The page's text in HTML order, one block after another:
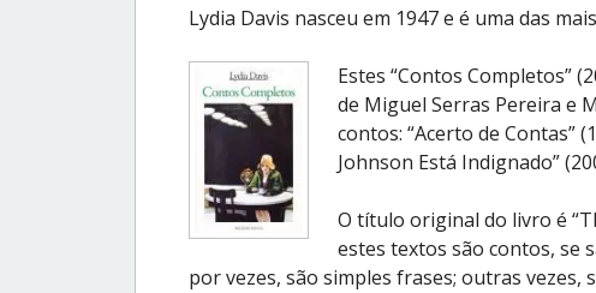
Lydia Davis nasceu em 1947 e é uma das
Estes “Contos Completos”
de Miguel Serras Pereira e
contos: “Acerto de Contas”
Johnson Está Indignado”
O título original do livro é
estes textos são contos, se
por vezes, são simples frases; outras vezes,